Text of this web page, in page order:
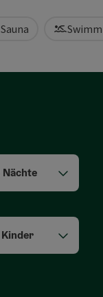
Sauna
Nächte
Kinder